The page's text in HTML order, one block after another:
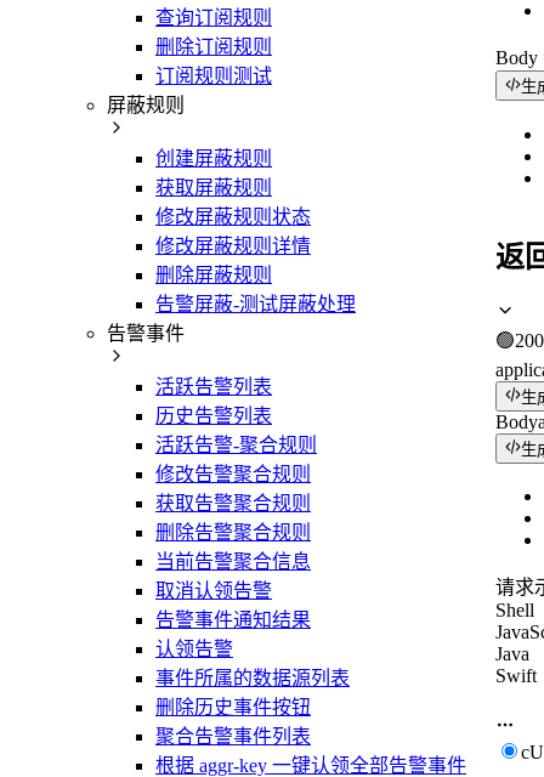
查询订阅规则
删除订阅规则
订阅规则测试
屏蔽规则
创建屏蔽规则
获取屏蔽规则
修改屏蔽规则状态
修改屏蔽规则详情
删除屏蔽规则
告警屏蔽-测试屏蔽处理
告警事件
活跃告警列表
历史告警列表
活跃告警-聚合规则
修改告警聚合规则
获取告警聚合规则
删除告警聚合规则
当前告警聚合信息
取消认领告警
告警事件通知结果
认领告警
事件所属的数据源列表
删除历史事件按钮
聚合告警事件列表
根据 aggr-key 一键认领全部告警事件
Body
生
返
🟢200
生
Body
生
请求
Shell
Java
Swift